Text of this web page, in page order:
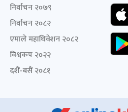
निर्वाचन २०७९
निर्वाचन २०८२
एमाले महाधिवेशन २०८२
विश्वकप २०२२
दशैं-बसैं २०८१